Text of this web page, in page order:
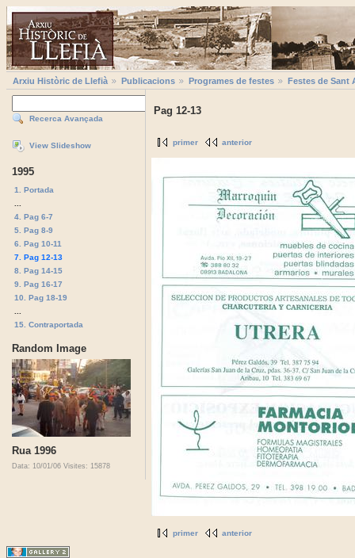
Arxiu Històric de Llefià Publicacions Programes de festes Festes de Sant
Recerca Avançada
View Slideshow
1995
1. Portada
4. Pag 6-7
5. Pag 8-9
6. Pag 10-11
7. Pag 12-13
8. Pag 14-15
9. Pag 16-17
10. Pag 18-19
15. Contraportada
Random Image
Rua 1996
Data: 10/01/06 Visites: 15878
Pag 12-13
primer anterior
primer anterior